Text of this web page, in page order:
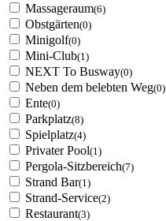
Massageraum(6)
Obstgärten(0)
Minigolf(0)
Mini-Club(1)
NEXT To Busway(0)
Neben dem belebten Weg(0)
Ente(0)
Parkplatz(8)
Spielplatz(4)
Privater Pool(1)
Pergola-Sitzbereich(7)
Strand Bar(1)
Strand-Service(2)
Restaurant(3)